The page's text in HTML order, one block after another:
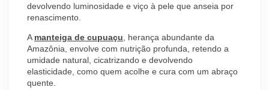
devolvendo luminosidade e viço à pele que anseia por
renascimento.
A manteiga de cupuaçu , herança abundante da
Amazônia, envolve com nutrição profunda, retendo a
umidade natural, cicatrizando e devolvendo
elasticidade, como quem acolhe e cura com um abraço
quente.